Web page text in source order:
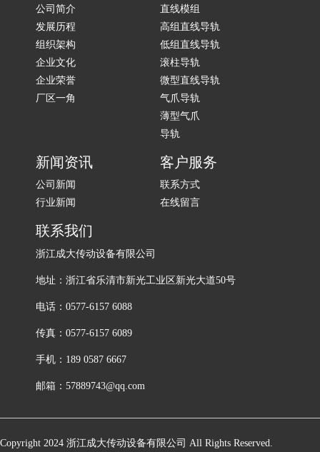
公司简介
发展历程
组织架构
企业文化
企业荣誉
厂区一角
直线模组
高组直线导轨
低组直线导轨
滚柱导轨
微型直线导轨
气爪导轨
薄型气爪
导轨
新闻资讯
公司新闻
行业新闻
客户服务
联系方式
在线留言
联系我们
浙江成大传动设备有限公司
地址：浙江省乐清市新光工业区新光大道50号
电话：0577-6157 6088
传真：0577-6157 6089
手机：189 0587 6667
邮箱：57889743@qq.com
Copyright 2024 浙江成大传动设备有限公司 All Rights Reserved.